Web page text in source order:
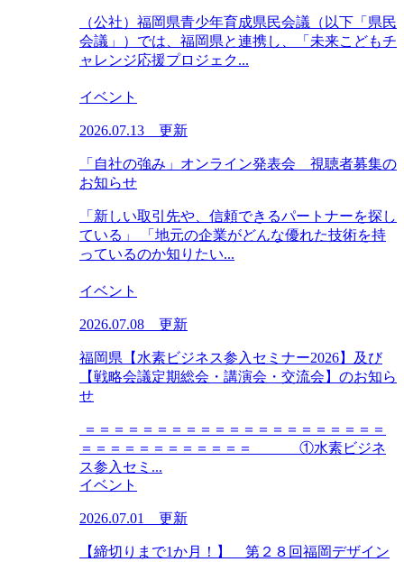
（公社）福岡県青少年育成県民会議（以下「県民
会議」）では、福岡県と連携し、「未来こどもチ
ャレンジ応援プロジェク...
イベント
2026.07.13 更新
「自社の強み」オンライン発表会 視聴者募集の
お知らせ
「新しい取引先や、信頼できるパートナーを探し
ている」 「地元の企業がどんな優れた技術を持
っているのか知りたい...
イベント
2026.07.08 更新
福岡県【水素ビジネス参入セミナー2026】及び
【戦略会議定期総会・講演会・交流会】のお知ら
せ
＝＝＝＝＝＝＝＝＝＝＝＝＝＝＝＝＝＝＝＝＝
＝＝＝＝＝＝＝＝＝＝＝＝ ①水素ビジネ
ス参入セミ...
イベント
2026.07.01 更新
【締切りまで1か月！】 第２８回福岡デザイン